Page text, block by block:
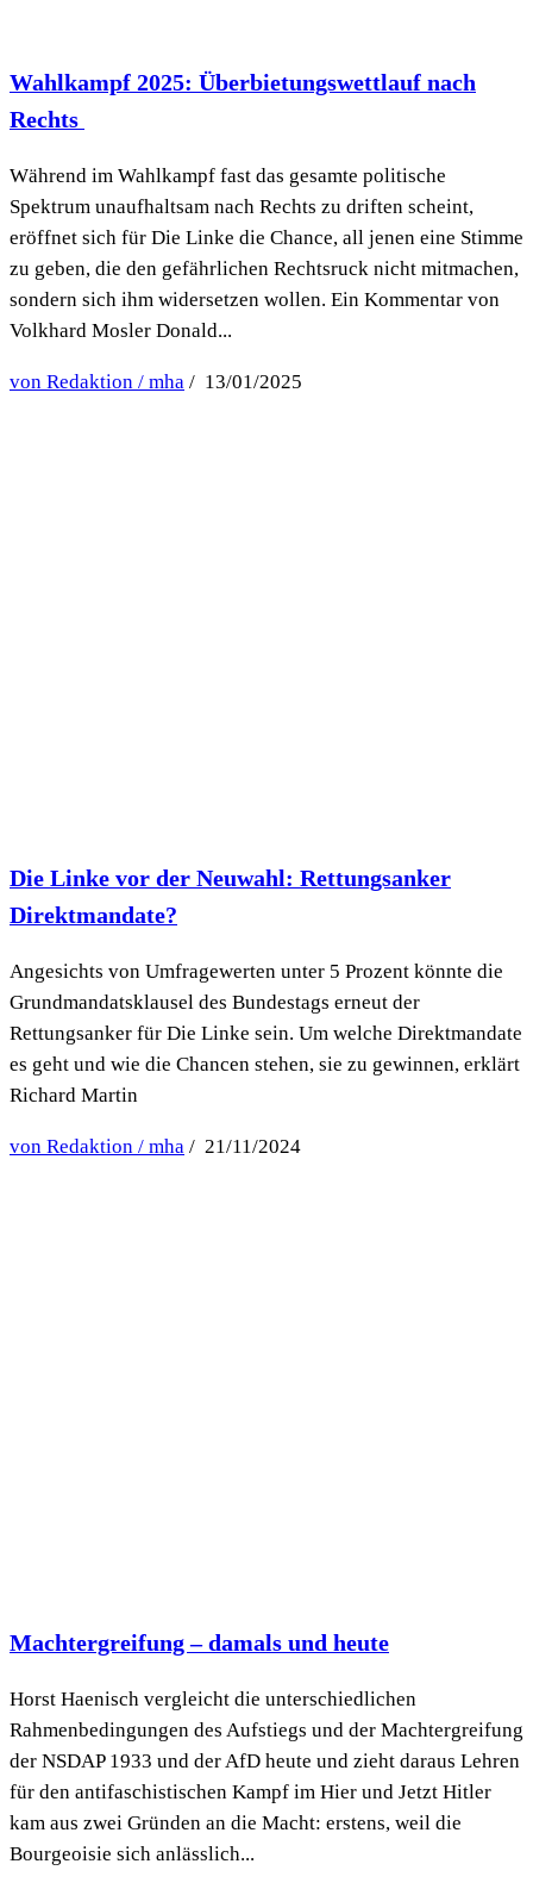
Wahlkampf 2025: Überbietungswettlauf nach
Rechts
Während im Wahlkampf fast das gesamte politische
Spektrum unaufhaltsam nach Rechts zu driften scheint,
eröffnet sich für Die Linke die Chance, all jenen eine Stimme
zu geben, die den gefährlichen Rechtsruck nicht mitmachen,
sondern sich ihm widersetzen wollen. Ein Kommentar von
Volkhard Mosler Donald...
von Redaktion / mha / 13/01/2025
Die Linke vor der Neuwahl: Rettungsanker
Direktmandate?
Angesichts von Umfragewerten unter 5 Prozent könnte die
Grundmandatsklausel des Bundestags erneut der
Rettungsanker für Die Linke sein. Um welche Direktmandate
es geht und wie die Chancen stehen, sie zu gewinnen, erklärt
Richard Martin
von Redaktion / mha / 21/11/2024
Machtergreifung – damals und heute
Horst Haenisch vergleicht die unterschiedlichen
Rahmenbedingungen des Aufstiegs und der Machtergreifung
der NSDAP 1933 und der AfD heute und zieht daraus Lehren
für den antifaschistischen Kampf im Hier und Jetzt Hitler
kam aus zwei Gründen an die Macht: erstens, weil die
Bourgeoisie sich anlässlich...